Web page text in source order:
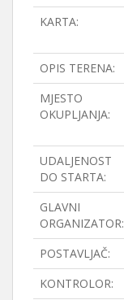
KARTA:
OPIS TERENA:
MJESTO
OKUPLJANJA:
UDALJENOST
DO STARTA:
GLAVNI
ORGANIZATOR:
POSTAVLJAČ:
KONTROLOR: